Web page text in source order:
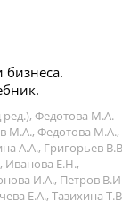
бизнеса.
Федотова М.А.
М.А., Федотова М.А.,
А.А., Григорьев
Иванова Е.Н.,
И.А., Петров
Е.А., Тазихина